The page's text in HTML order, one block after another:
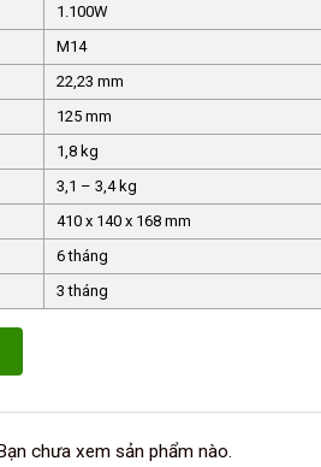
1.100W
M14
22,23 mm
125 mm
1,8 kg
3,1 – 3,4 kg
410 x 140 x 168 mm
6 tháng
3 tháng
chưa xem sản phẩm nào.